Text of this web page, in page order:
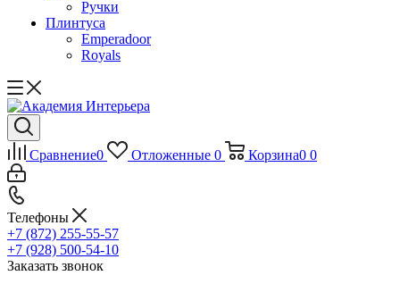
Ручки
Плинтуса
Emperadoor
Royals
Сравнение0 Отложенные 0 Корзина0 0
Телефоны
+7 (872) 255-55-57
+7 (928) 500-54-10
Заказать звонок